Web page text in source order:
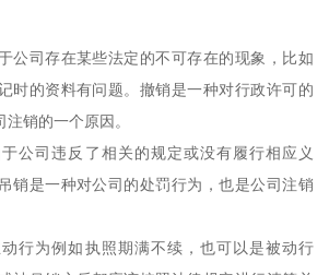
公司存在某些法定的不可存在的现象，比如
时的资料有问题。撤销是一种对行政许可的
销的一个原因。
公司违反了相关的规定或没有履行相应义
销是一种对公司的处罚行为，也是公司注销
行为例如执照期满不续，也可以是被动行